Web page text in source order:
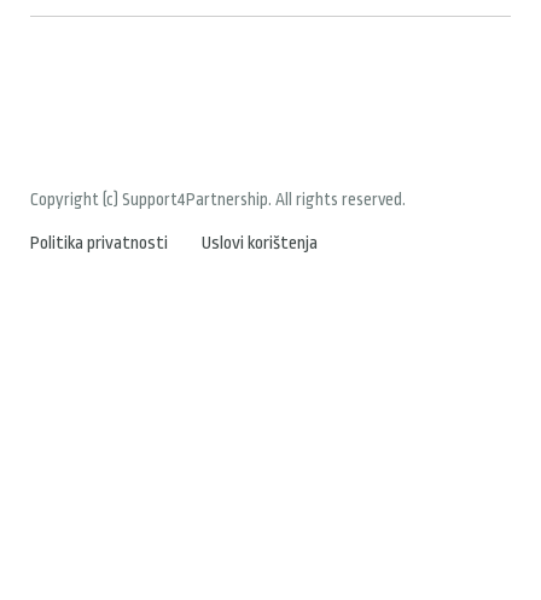
Copyright (c) Support4Partnership. All rights reserved.
Politika privatnosti Uslovi korištenja